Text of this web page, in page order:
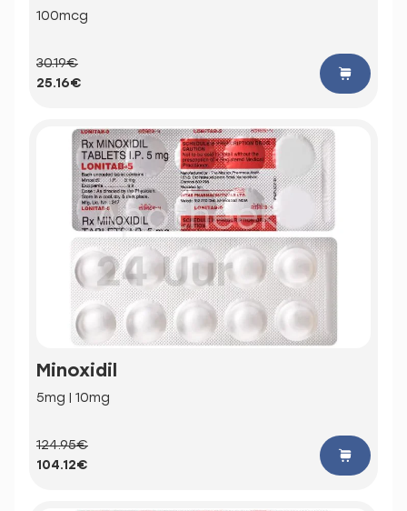
100mcg
30.19€
25.16€
Minoxidil
5mg | 10mg
124.95€
104.12€